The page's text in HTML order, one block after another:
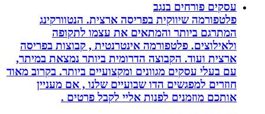
עסקים פורחים בנגב
פלטפורמה שיווקית בפריסה ארצית. הנטוורקינג
המתרגם ביותר והמתאים את עצמו לתקופה
ולאילוצים. פלטפורמה אינטרנטית , קבוצות בפריסה
ארצית ועוד. הקבוצה הדרומית ביותר נמצאת במיתר,
עם בעלי עסקים מגוונים ומקצועיים ביותר. בקרוב מאוד
חוזרים למפגשים הדו שבועיים שלנו , אם מעניין
אותכם מוזמנים לפנות אליי לקבל פרטים .